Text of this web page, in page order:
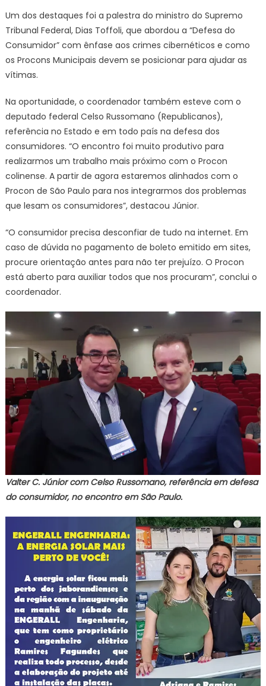
Um dos destaques foi a palestra do ministro do Supremo
Tribunal Federal, Dias Toffoli, que abordou a “Defesa do
Consumidor” com ênfase aos crimes cibernéticos e como
os Procons Municipais devem se posicionar para ajudar as
vítimas.
Na oportunidade, o coordenador também esteve com o
deputado federal Celso Russomano (Republicanos),
referência no Estado e em todo país na defesa dos
consumidores. “O encontro foi muito produtivo para
realizarmos um trabalho mais próximo com o Procon
colinense. A partir de agora estaremos alinhados com o
Procon de São Paulo para nos integrarmos dos problemas
que lesam os consumidores”, destacou Júnior.
“O consumidor precisa desconfiar de tudo na internet. Em
caso de dúvida no pagamento de boleto emitido em sites,
procure orientação antes para não ter prejuízo. O Procon
está aberto para auxiliar todos que nos procuram”, conclui o
coordenador.
Valter C. Júnior com Celso Russomano, referência em defesa
do consumidor, no encontro em São Paulo.